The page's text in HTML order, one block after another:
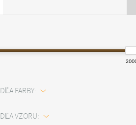
FARBY:
VZORU: